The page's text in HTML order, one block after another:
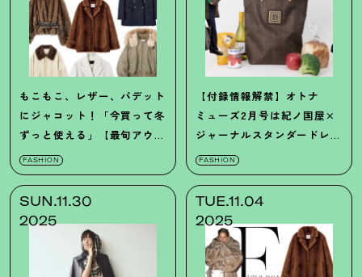
もこもこ、レザー、パデット
にジャコット ！
「今買って冬
ずっと使える」【最旬アウ
ター】33連発♡
FASHION
【付録情報解禁】オトナ
ミューズ2月号は紀ノ国屋×
ジャーナルスタンダードレ
サージュのバッグ
FASHION
SUN.11.30
2025
TUE.11.04
2025